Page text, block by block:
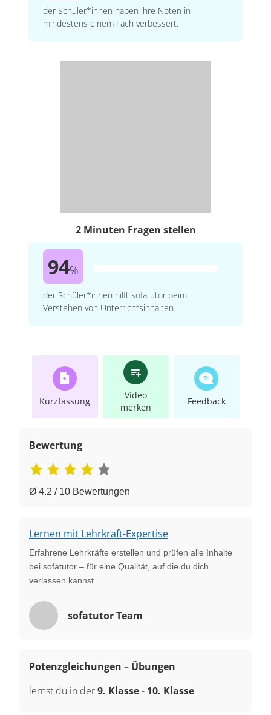
der Schüler*innen haben ihre Noten in
mindestens einem Fach verbessert.
2 Minuten Fragen stellen
94%
der Schüler*innen hilft sofatutor beim
Verstehen von Unterrichtsinhalten.
Kurzfassung
Video
merken
Feedback
Bewertung
Ø 4.2 / 10 Bewertungen
Lernen mit Lehrkraft-Expertise
Erfahrene Lehrkräfte erstellen und prüfen alle Inhalte
bei sofatutor – für eine Qualität, auf die du dich
verlassen kannst.
sofatutor Team
Potenzgleichungen – Übungen
lernst du in der9. Klasse- 10. Klasse